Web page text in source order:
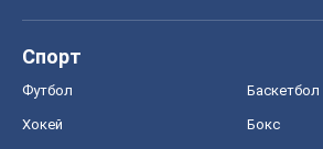
Спорт
Футбол Баскетбол
Хокей Бокс